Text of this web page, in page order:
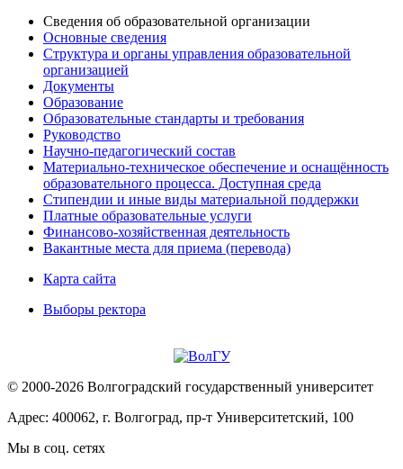
Сведения об образовательной организации
Основные сведения
Структура и органы управления образовательной
организацией
Документы
Образование
Образовательные стандарты и требования
Руководство
Научно-педагогический состав
Материально-техническое обеспечение и оснащённость
образовательного процесса. Доступная среда
Стипендии и иные виды материальной поддержки
Платные образовательные услуги
Финансово-хозяйственная деятельность
Вакантные места для приема (перевода)
Карта сайта
Выборы ректора
© 2000-2026 Волгоградский государственный университет
Адрес: 400062, г. Волгоград, пр-т Университетский, 100
Мы в соц. сетях